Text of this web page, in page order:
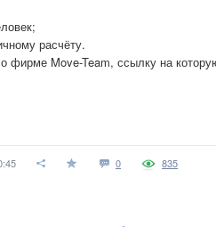
расчёту.
фирме Move-Team, ссылку на
0 835